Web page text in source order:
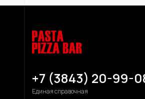
+7 (3843) 20-99-
Единая справочная